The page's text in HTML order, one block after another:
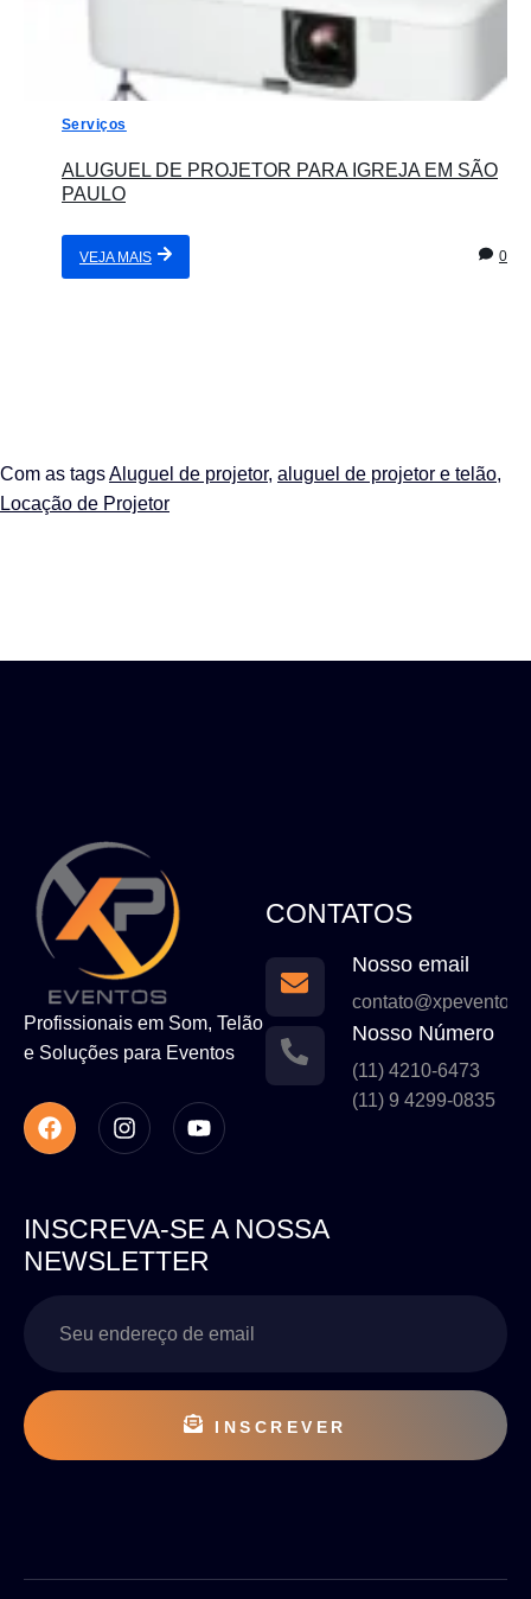
Serviços
ALUGUEL DE PROJETOR PARA IGREJA EM SÃO
PAULO
VEJA MAIS 0
Com as tagsAluguel de projetor, aluguel de projetor e telão,
Locação de Projetor
Profissionais em Som, Telão
e Soluções para Eventos
CONTATOS
Nosso email
Nosso Número
(11) 4210-6473
(11) 9 4299-0835
INSCREVA-SE A NOSSA
NEWSLETTER
INSCREVER